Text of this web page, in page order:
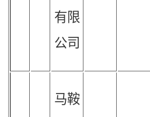
有限
公司
马鞍